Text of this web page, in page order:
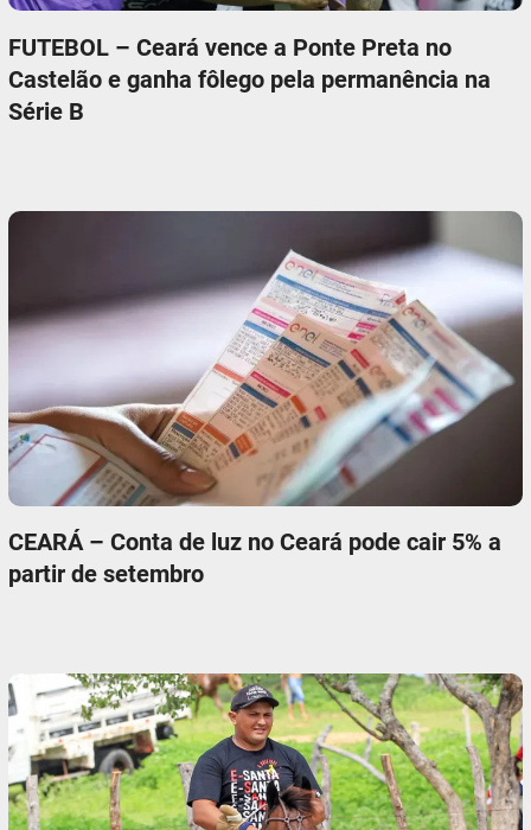
FUTEBOL – Ceará vence a Ponte Preta no
Castelão e ganha fôlego pela permanência na
Série B
CEARÁ – Conta de luz no Ceará pode cair 5% a
partir de setembro